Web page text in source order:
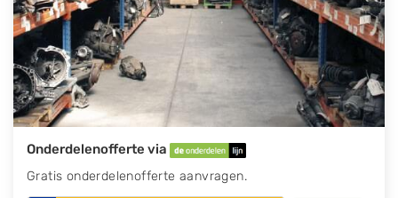
Onderdelenofferte via
Gratis onderdelenofferte aanvragen.